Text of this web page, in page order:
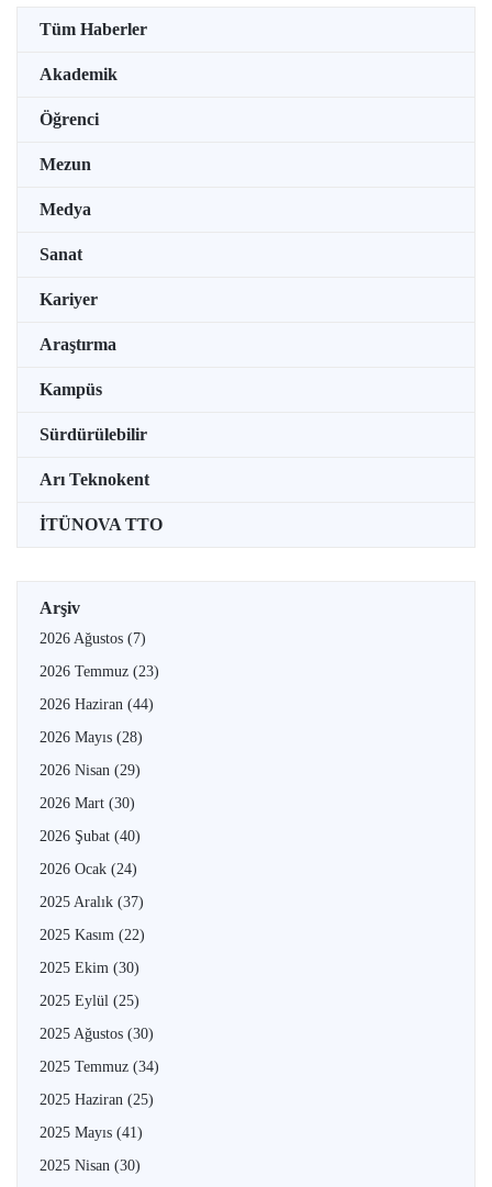
Tüm Haberler
Akademik
Öğrenci
Mezun
Medya
Sanat
Kariyer
Araştırma
Kampüs
Sürdürülebilir
Arı Teknokent
İTÜNOVA TTO
Arşiv
2026 Ağustos (7)
2026 Temmuz (23)
2026 Haziran (44)
2026 Mayıs (28)
2026 Nisan (29)
2026 Mart (30)
2026 Şubat (40)
2026 Ocak (24)
2025 Aralık (37)
2025 Kasım (22)
2025 Ekim (30)
2025 Eylül (25)
2025 Ağustos (30)
2025 Temmuz (34)
2025 Haziran (25)
2025 Mayıs (41)
2025 Nisan (30)